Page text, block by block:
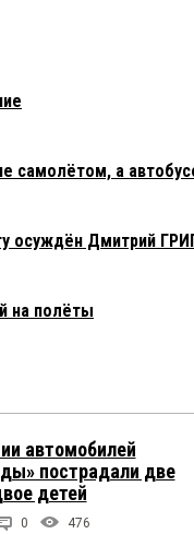
самолётом, а
осуждён Дмитрий
на полёты
автомобилей
пострадали две
детей
0 476